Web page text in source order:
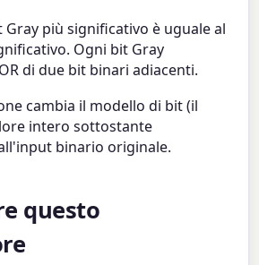
più significativo è uguale al
Ogni bit Gray
di due bit binari adiacenti.
cambia il modello di bit (il
intero sottostante
binario originale.
questo